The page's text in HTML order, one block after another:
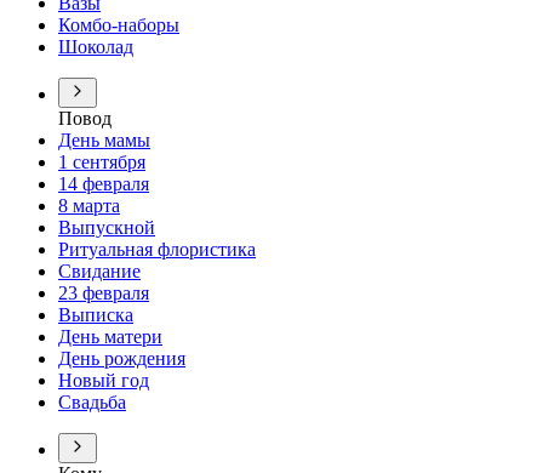
Комбо-наборы
Шоколад
Повод
День мамы
1 сентября
14 февраля
8 марта
Выпускной
Ритуальная флористика
Свидание
23 февраля
Выписка
День матери
День рождения
Новый год
Свадьба